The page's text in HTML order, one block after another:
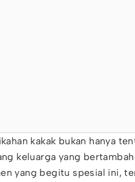
kakak bukan hanya
keluarga yang
yang begitu spesial ini,